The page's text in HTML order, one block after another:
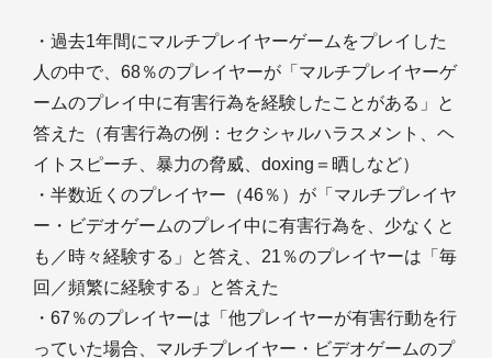
・過去1年間にマルチプレイヤーゲームをプレイした
人の中で、68％のプレイヤーが「マルチプレイヤーゲ
ームのプレイ中に有害行為を経験したことがある」と
答えた（有害行為の例：セクシャルハラスメント、ヘ
イトスピーチ、暴力の脅威、doxing＝晒しなど）
・半数近くのプレイヤー（46％）が「マルチプレイヤ
ー・ビデオゲームのプレイ中に有害行為を、少なくと
も／時々経験する」と答え、21％のプレイヤーは「毎
回／頻繁に経験する」と答えた
・67％のプレイヤーは「他プレイヤーが有害行動を行
っていた場合、マルチプレイヤー・ビデオゲームのプ